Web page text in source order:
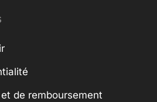
de remboursement